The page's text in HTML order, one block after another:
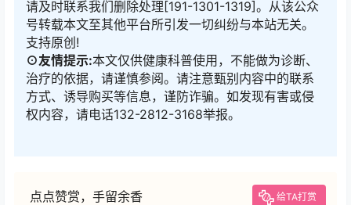
请及时联系我们删除处理[191-1301-1319]。从该公众
号转载本文至其他平台所引发一切纠纷与本站无关。
支持原创!
⊙友情提示:本文仅供健康科普使用，不能做为诊断、
治疗的依据，请谨慎参阅。请注意甄别内容中的联系
方式、诱导购买等信息，谨防诈骗。如发现有害或侵
权内容，请电话132-2812-3168举报。
点点赞赏，手留余香 给TA打赏